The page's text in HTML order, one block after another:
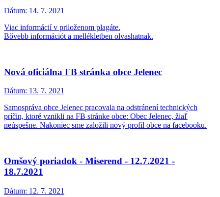
Dátum: 14. 7. 2021
Viac informácií v priloženom plagáte.
Bővebb információt a mellékletben olvashatnak.
Nová oficiálna FB stránka obce Jelenec
Dátum: 13. 7. 2021
Samospráva obce Jelenec pracovala na odstránení technických
príčin, ktoré vznikli na FB stránke obce: Obec Jelenec, žiaľ
neúspešne. Nakoniec sme založili nový profil obce na facebooku.
Omšový poriadok - Miserend - 12.7.2021 -
18.7.2021
Dátum: 12. 7. 2021